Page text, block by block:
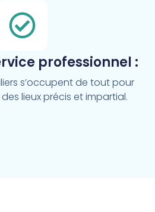
professionnel :
s’occupent de tout pour
lieux précis et impartial.